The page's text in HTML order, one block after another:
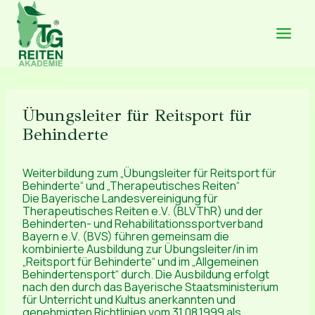
Zum
Inhalt
springen
Übungsleiter für Reitsport für
Behinderte
Weiterbildung zum „Übungsleiter für Reitsport für
Behinderte“ und „Therapeutisches Reiten“
Die Bayerische Landesvereinigung für
Therapeutisches Reiten e.V. (BLVThR) und der
Behinderten- und Rehabilitationssportverband
Bayern e.V. (BVS) führen gemeinsam die
kombinierte Ausbildung zur Übungsleiter/in im
„Reitsport für Behinderte“ und im „Allgemeinen
Behindertensport“ durch. Die Ausbildung erfolgt
nach den durch das Bayerische Staatsministerium
für Unterricht und Kultus anerkannten und